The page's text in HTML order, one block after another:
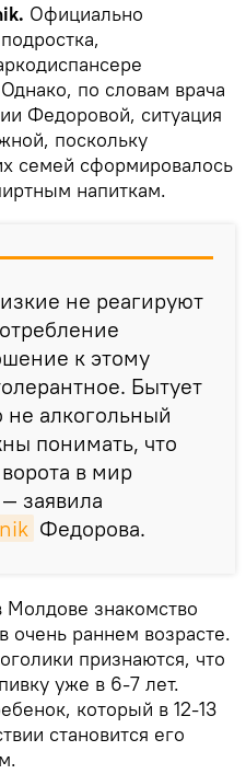
Официально
по словам врача
Федоровой, ситуация
поскольку
семей сформировалось
напиткам.
не реагируют
к этому
Бытует
не алкогольный
понимать, что
в мир
заявила
Федорова.
Молдове знакомство
очень раннем возрасте.
признаются, что
уже в 6-7 лет.
который в 12-13
становится его